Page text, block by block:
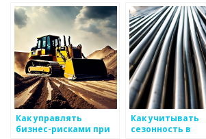
для улучшения
качества в
производстве
металоизделий
производстве
металоизделий
Как управлять
бизнес-рисками при
Как учитывать
сезонность в